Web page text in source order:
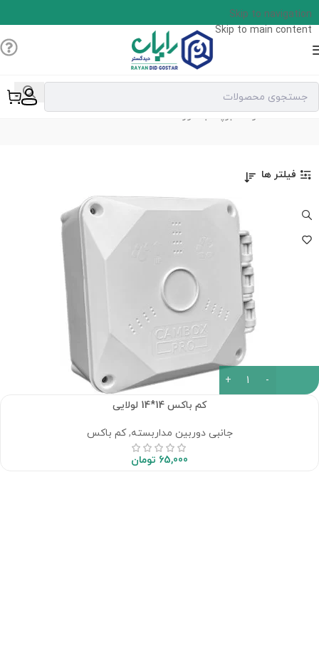
Skip to navigation
Skip to main content
خانه محصولات برچسب خورده “CAMBOX” CAMBOX
فیلتر ها
کم باکس 14*14 لولایی
جانبی دوربین مداربسته,کم باکس
65,000 تومان